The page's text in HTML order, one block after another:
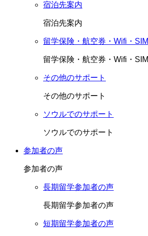
宿泊先案内
宿泊先案内
留学保険・航空券・Wifi・SIM
留学保険・航空券・Wifi・SIM
その他のサポート
その他のサポート
ソウルでのサポート
ソウルでのサポート
参加者の声
参加者の声
長期留学参加者の声
長期留学参加者の声
短期留学参加者の声